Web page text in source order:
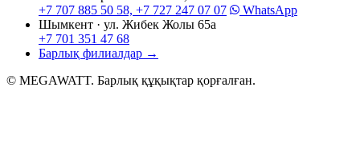
+7 707 885 50 58, +7 727 247 07 07
WhatsApp
Шымкент · ул. Жибек Жолы 65а
+7 701 351 47 68
Барлық филиалдар →
© MEGAWATT. Барлық құқықтар қорғалған.